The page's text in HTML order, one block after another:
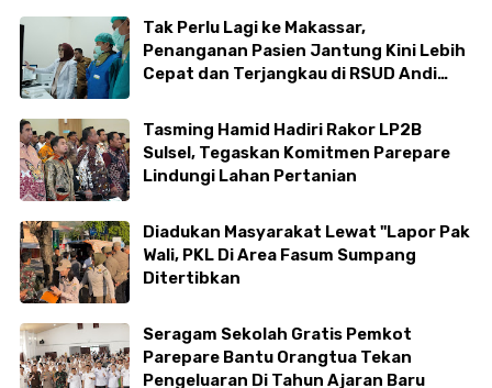
Tak Perlu Lagi ke Makassar,
Penanganan Pasien Jantung Kini Lebih
Cepat dan Terjangkau di RSUD Andi
Tasming Hamid Hadiri Rakor LP2B
Sulsel, Tegaskan Komitmen Parepare
Lindungi Lahan Pertanian
Diadukan Masyarakat Lewat "Lapor Pak
Wali, PKL Di Area Fasum Sumpang
Ditertibkan
Seragam Sekolah Gratis Pemkot
Parepare Bantu Orangtua Tekan
Pengeluaran Di Tahun Ajaran Baru